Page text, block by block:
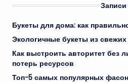
Записи
Букеты для дома: как
Экологичные букеты из
Как выстроить авторитет без
потерь ресурсов
Топ-5 самых популярных